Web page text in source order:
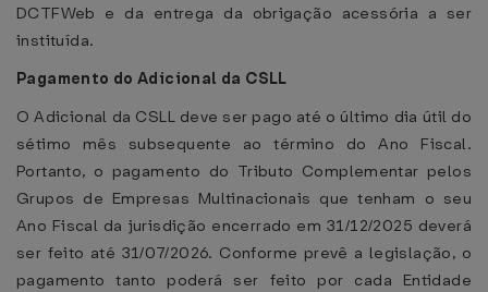
DCTFWeb e da entrega da obrigação acessória a ser
instituída.
Pagamento do Adicional da CSLL
O Adicional da CSLL deve ser pago até o último dia útil do
sétimo mês subsequente ao término do Ano Fiscal.
Portanto, o pagamento do Tributo Complementar pelos
Grupos de Empresas Multinacionais que tenham o seu
Ano Fiscal da jurisdição encerrado em 31/12/2025 deverá
ser feito até 31/07/2026. Conforme prevê a legislação, o
pagamento tanto poderá ser feito por cada Entidade